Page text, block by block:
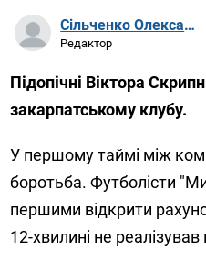
Сільченко Олександр Артурович
Редактор
Підопічні Віктора
закарпатському клубу.
У першому таймі між
боротьба. Футболісти
першими відкрити
12-хвилині не реалізував